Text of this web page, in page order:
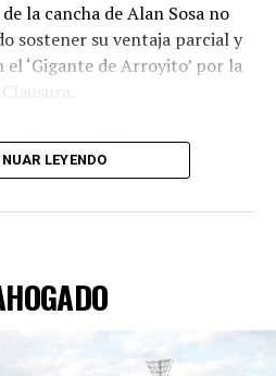
la cancha de Alan Sosa no
sostener su ventaja parcial y
‘Gigante de Arroyito’ por la
golazo en el Gigante de
LEYENDO